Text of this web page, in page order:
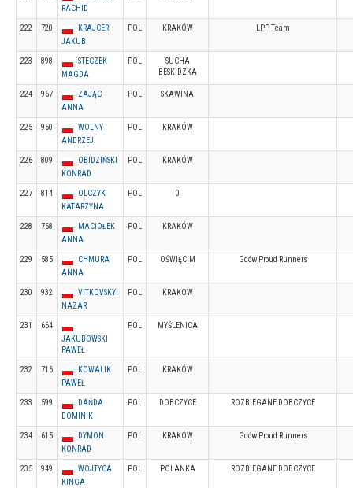
RACHID
222 720
KRAJCER
JAKUB
POL KRAKÓW LPP Team
223 898
STECZEK
MAGDA
POL
SUCHA
BESKIDZKA
224 967
ZAJĄC
ANNA
POL SKAWINA
225 950
WOLNY
ANDRZEJ
POL KRAKÓW
226 809
OBIDZIŃSKI
KONRAD
POL KRAKÓW
227 814
OLCZYK
KATARZYNA
POL 0
228 768
MACIOŁEK
ANNA
POL KRAKÓW
229 585
CHMURA
ANNA
POL OŚWIĘCIM Gdów Proud Runners
230 932
VITKOVSKYI
NAZAR
POL KRAKOW
231
664
JAKUBOWSKI
PAWEŁ
POL MYŚLENICA
232 716
KOWALIK
PAWEŁ
POL KRAKÓW
233 599
DAŃDA
DOMINIK
POL DOBCZYCE ROZBIEGANE DOBCZYCE
234 615
DYMON
KONRAD
POL KRAKÓW Gdów Proud Runners
235 949
WOJTYCA
KINGA
POL POLANKA ROZBIEGANE DOBCZYCE